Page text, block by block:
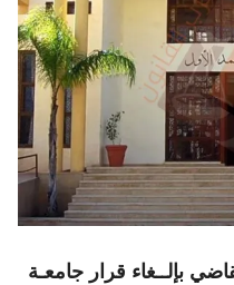
بإلــغاء قرار جامعـة